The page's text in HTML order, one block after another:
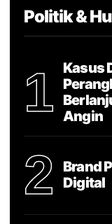
Politik &
1
Kasus
Angin
2
Brand
Digital